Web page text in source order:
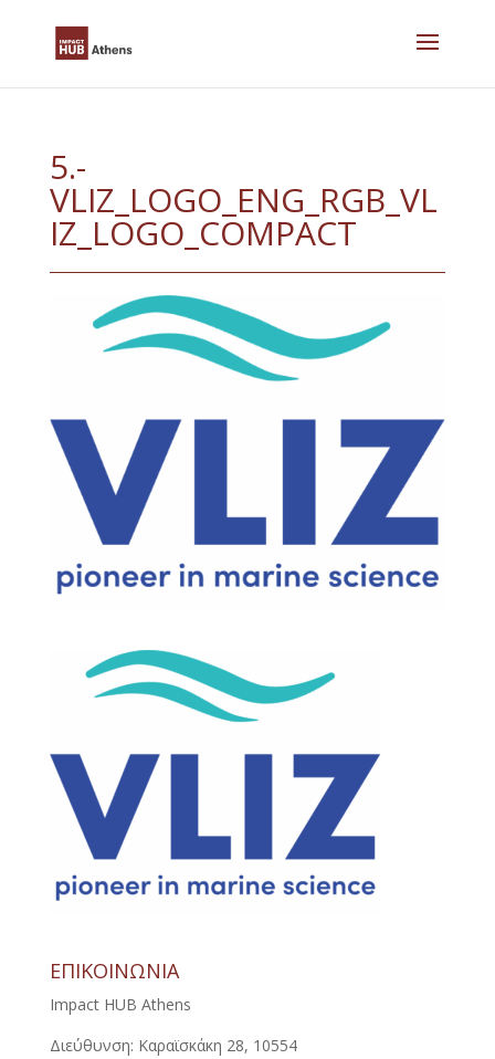
5.-
VLIZ_LOGO_ENG_RGB_VL
IZ_LOGO_COMPACT
ΕΠΙΚΟΙΝΩΝΙΑ
Impact HUB Athens
Διεύθυνση: Καραϊσκάκη 28, 10554